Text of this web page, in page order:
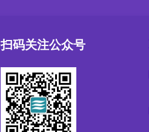
扫码关注公众号